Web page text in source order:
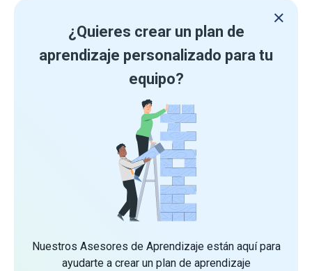
¿Quieres crear un plan de
aprendizaje personalizado para tu
equipo?
Nuestros Asesores de Aprendizaje están aquí para
ayudarte a crear un plan de aprendizaje